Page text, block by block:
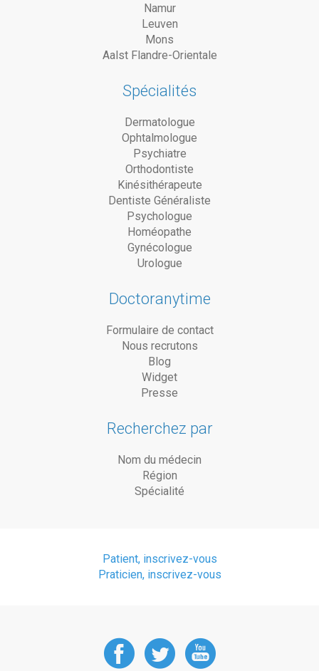
Namur
Leuven
Mons
Aalst Flandre-Orientale
Spécialités
Dermatologue
Ophtalmologue
Psychiatre
Orthodontiste
Kinésithérapeute
Dentiste Généraliste
Psychologue
Homéopathe
Gynécologue
Urologue
Doctoranytime
Formulaire de contact
Nous recrutons
Blog
Widget
Presse
Recherchez par
Nom du médecin
Région
Spécialité
Patient, inscrivez-vous
Praticien, inscrivez-vous
DoctorAnyTime